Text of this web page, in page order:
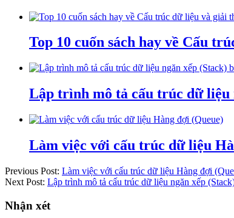
Top 10 cuốn sách hay về Cấu
Lập trình mô tả cấu trúc dữ liệu
Làm việc với cấu trúc dữ liệu
Previous Post: Làm việc với cấu trúc dữ liệu Hàng đợi
Next Post: Lập trình mô tả cấu trúc dữ liệu ngăn xếp
Nhận xét